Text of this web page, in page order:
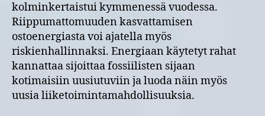
kolminkertaistui kymmenessä vuodessa.
Riippumattomuuden kasvattamisen
ostoenergiasta voi ajatella myös
riskienhallinnaksi. Energiaan käytetyt rahat
kannattaa sijoittaa fossiilisten sijaan
kotimaisiin uusiutuviin ja luoda näin myös
uusia liiketoimintamahdollisuuksia.